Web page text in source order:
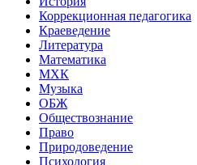
Коррекционная педагогика
Краеведение
Литература
Математика
МХК
Музыка
ОБЖ
Обществознание
Право
Природоведение
Психология